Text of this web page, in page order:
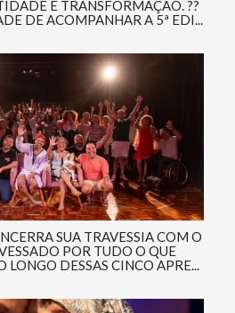
E TRANSFORMAÇÃO. ??
DE ACOMPANHAR A 5ª EDI...
SUA TRAVESSIA COM O
POR TUDO O QUE
LONGO DESSAS CINCO APRE...